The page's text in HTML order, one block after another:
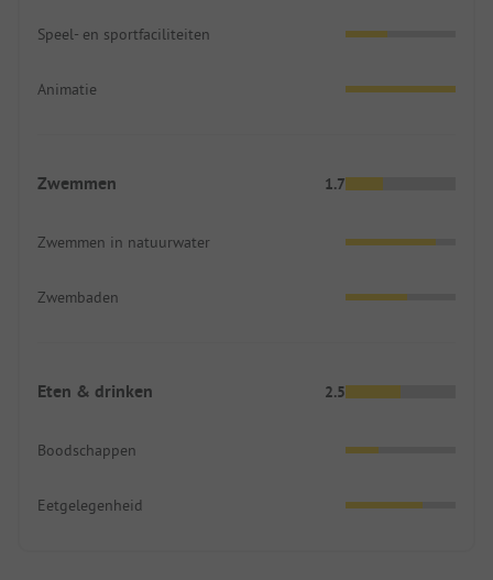
Speel- en sportfaciliteiten
Animatie
Zwemmen 1.7
Zwemmen in natuurwater
Zwembaden
Eten & drinken 2.5
Boodschappen
Eetgelegenheid